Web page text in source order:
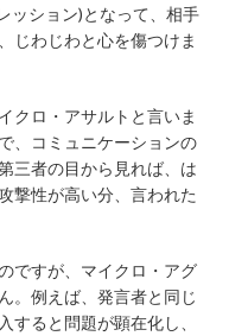
ッション)となって、相手
じわじわと心を傷つけま
クロ・アサルトと言いま
、コミュニケーションの
三者の目から見れば、は
撃性が高い分、言われた
ですが、マイクロ・アグ
。例えば、発言者と同じ
すると問題が顕在化し、